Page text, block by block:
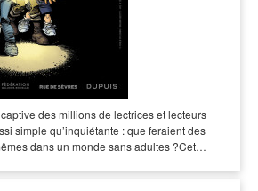
des millions de lectrices et lecteurs
simple qu’inquiétante : que feraient des
dans un monde sans adultes ?Cet…